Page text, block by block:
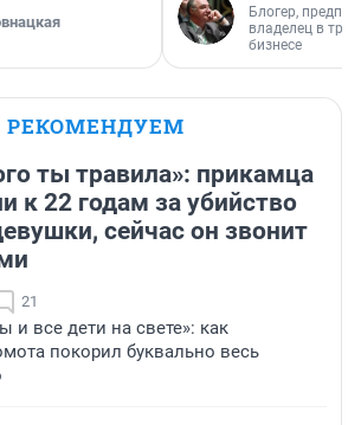
Блогер,
владелец в
бизнесе
РЕКОМЕНДУЕМ
ты травила»: прикамца
к 22 годам за убийство
сейчас он звонит
21
и все дети на свете»: как
покорил буквально весь